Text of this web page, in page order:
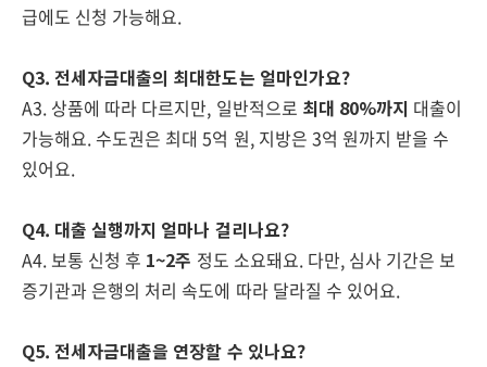
급에도 신청 가능해요.
Q3. 전세자금대출의 최대한도는 얼마인가요?
A3. 상품에 따라 다르지만, 일반적으로 최대 80%까지 대출이
가능해요. 수도권은 최대 5억 원, 지방은 3억 원까지 받을 수
있어요.
Q4. 대출 실행까지 얼마나 걸리나요?
A4. 보통 신청 후 1~2주 정도 소요돼요. 다만, 심사 기간은 보
증기관과 은행의 처리 속도에 따라 달라질 수 있어요.
Q5. 전세자금대출을 연장할 수 있나요?